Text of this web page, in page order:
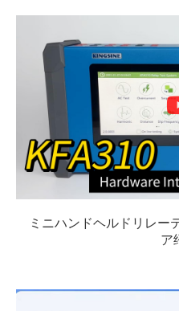
ミニハンドヘルドリレー
ア